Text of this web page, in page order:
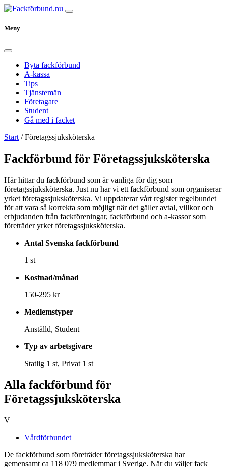
Meny
Byta fackförbund
A-kassa
Tips
Tjänstemän
Företagare
Student
Gå med i facket
Start /Företagssjuksköterska
Fackförbund för Företagssjuksköterska
Här hittar du fackförbund som är vanliga för dig som
företagssjuksköterska. Just nu har vi ett fackförbund som organiserar
yrket företagssjuksköterska. Vi uppdaterar vårt register regelbundet
för att vara så korrekta som möjligt när det gäller avtal, villkor och
erbjudanden från fackföreningar, fackförbund och a-kassor som
företräder yrket företagssjuksköterska.
Antal Svenska fackförbund
1 st
Kostnad/månad
150-295 kr
Medlemstyper
Anställd, Student
Typ av arbetsgivare
Statlig 1 st, Privat 1 st
Alla fackförbund för
Företagssjuksköterska
V
Vårdförbundet
De fackförbund som företräder företagssjuksköterska har
gemensamt ca 118 079 medlemmar i Sverige. När du väljer fack